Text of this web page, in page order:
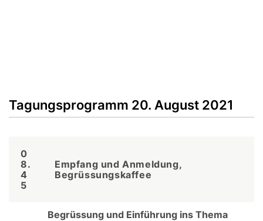
Tagungsprogramm 20. August 2021
0
8.
4
5
Empfang und Anmeldung,
Begrüssungskaffee
Begrüssung und Einführung ins Thema